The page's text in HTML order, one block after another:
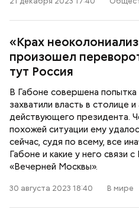
«Крах
произошел
тут Россия
В Габоне совершена
захватили власть в столице
действующего президента.
похожей ситуации ему
сейчас, судя по всему, все
Габоне и какие у него связи
«Вечерней Москвы».
30 августа 2023 18:40 В мире